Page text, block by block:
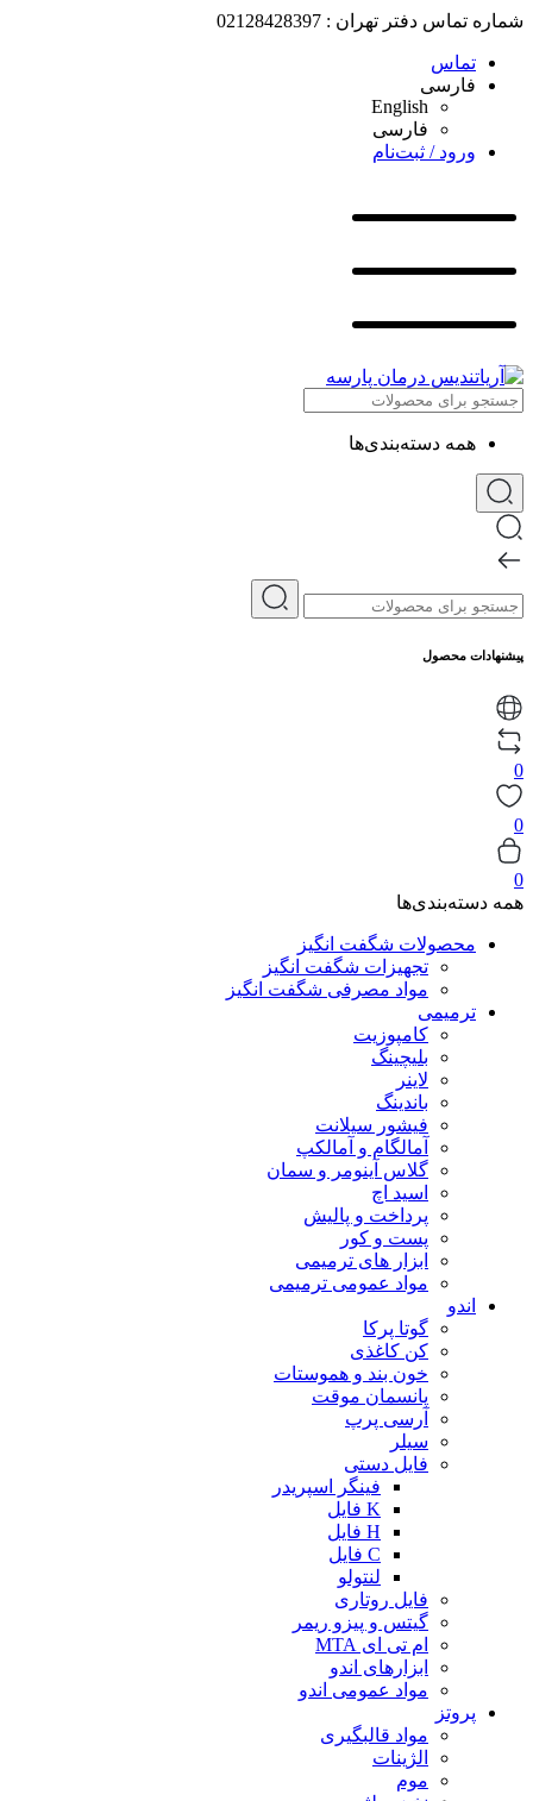
شماره تماس دفتر تهران : 02128428397
تماس
فارسی
English
فارسی
ورود / ثبت‌نام
همه دسته‌بندی‌ها
پیشنهادات محصول
0
0
0
همه دسته‌بندی‌ها
محصولات شگفت انگیز
تجهیزات شگفت انگیز
مواد مصرفی شگفت انگیز
ترمیمی
کامپوزیت
بلیچینگ
لاینر
باندینگ
فیشور سیلانت
آمالگام و آمالکپ
گلاس آینومر و سمان
اسید اچ
پرداخت و پالیش
پست و کور
ابزار های ترمیمی
مواد عمومی ترمیمی
اندو
گوتا پرکا
کن کاغذی
خون بند و هموستات
پانسمان موقت
آرسی پرپ
سیلر
فایل دستی
فینگر اسپریدر
K فایل
H فایل
C فایل
لنتولو
فایل روتاری
گیتس و پیزو ریمر
ام تی ای MTA
ابزارهای اندو
مواد عمومی اندو
پروتز
مواد قالبگیری
الژینات
موم